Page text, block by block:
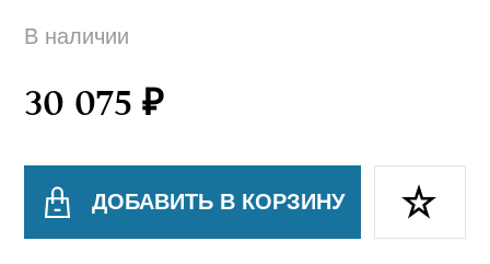
В наличии
30 075 ₽
ДОБАВИТЬ В КОРЗИНУ